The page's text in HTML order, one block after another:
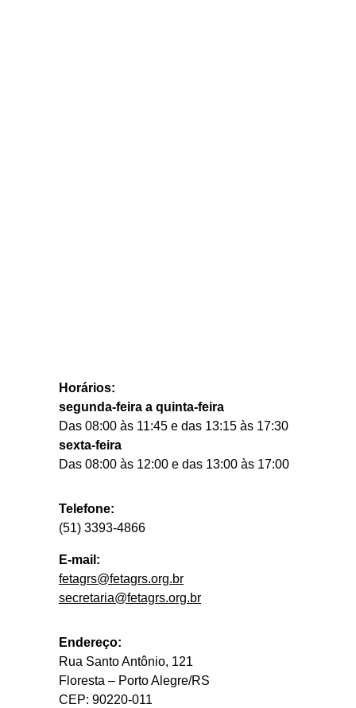
Endereço:
Rua Santo Antônio, 121
Floresta – Porto Alegre/RS
CEP: 90220-011
Telefone:
(51) 3393-4866
E-mail:
fetagrs@fetagrs.org.br
secretaria@fetagrs.org.br
Horários:
segunda-feira a quinta-feira
Das 08:00 às 11:45 e das 13:15 às 17:30
sexta-feira
Das 08:00 às 12:00 e das 13:00 às 17:00